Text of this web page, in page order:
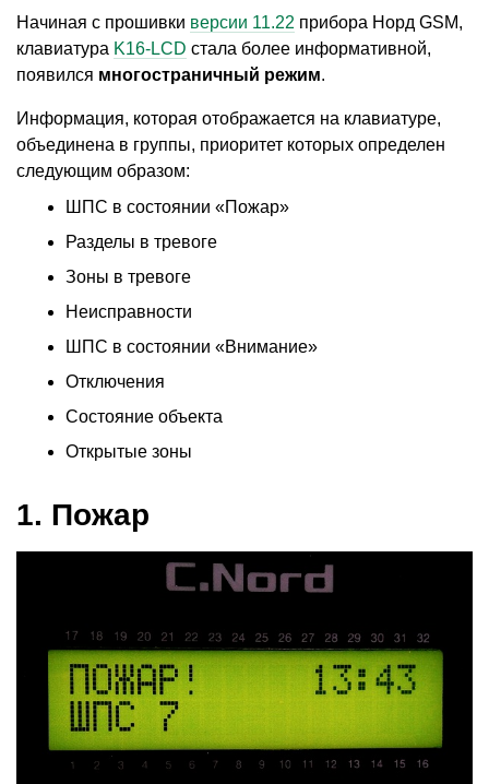
Начиная с прошивки версии 11.22 прибора Норд GSM,
клавиатура K16-LCD стала более информативной,
появился многостраничный режим.
Информация, которая отображается на клавиатуре,
объединена в группы, приоритет которых определен
следующим образом:
ШПС в состоянии «Пожар»
Разделы в тревоге
Зоны в тревоге
Неисправности
ШПС в состоянии «Внимание»
Отключения
Состояние объекта
Открытые зоны
1. Пожар